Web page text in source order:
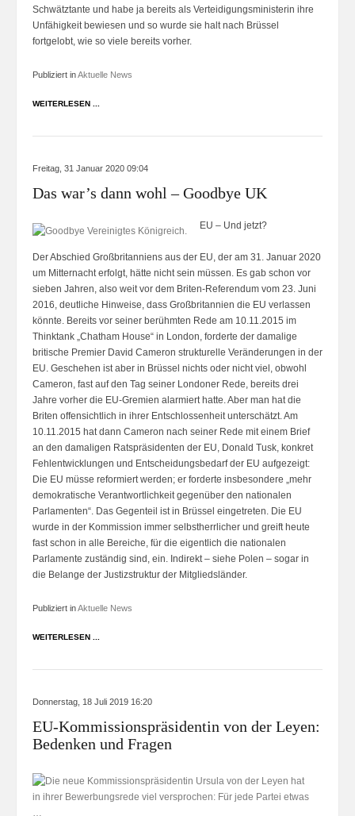
Schwätztante und habe ja bereits als Verteidigungsministerin ihre
Unfähigkeit bewiesen und so wurde sie halt nach Brüssel
fortgelobt, wie so viele bereits vorher.
Publiziert inAktuelle News
WEITERLESEN ...
Freitag, 31 Januar 2020 09:04
Das war’s dann wohl – Goodbye UK
EU – Und jetzt?
Der Abschied Großbritanniens aus der EU, der am 31. Januar 2020
um Mitternacht erfolgt, hätte nicht sein müssen. Es gab schon vor
sieben Jahren, also weit vor dem Briten-Referendum vom 23. Juni
2016, deutliche Hinweise, dass Großbritannien die EU verlassen
könnte. Bereits vor seiner berühmten Rede am 10.11.2015 im
Thinktank „Chatham House“ in London, forderte der damalige
britische Premier David Cameron strukturelle Veränderungen in der
EU. Geschehen ist aber in Brüssel nichts oder nicht viel, obwohl
Cameron, fast auf den Tag seiner Londoner Rede, bereits drei
Jahre vorher die EU-Gremien alarmiert hatte. Aber man hat die
Briten offensichtlich in ihrer Entschlossenheit unterschätzt. Am
10.11.2015 hat dann Cameron nach seiner Rede mit einem Brief
an den damaligen Ratspräsidenten der EU, Donald Tusk, konkret
Fehlentwicklungen und Entscheidungsbedarf der EU aufgezeigt:
Die EU müsse reformiert werden; er forderte insbesondere „mehr
demokratische Verantwortlichkeit gegenüber den nationalen
Parlamenten“. Das Gegenteil ist in Brüssel eingetreten. Die EU
wurde in der Kommission immer selbstherrlicher und greift heute
fast schon in alle Bereiche, für die eigentlich die nationalen
Parlamente zuständig sind, ein. Indirekt – siehe Polen – sogar in
die Belange der Justizstruktur der Mitgliedsländer.
Publiziert inAktuelle News
WEITERLESEN ...
Donnerstag, 18 Juli 2019 16:20
EU-Kommissionspräsidentin von der Leyen:
Bedenken und Fragen